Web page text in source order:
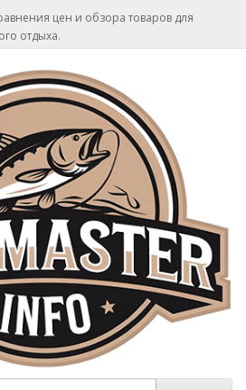
цен и обзора товаров для
отдыха.